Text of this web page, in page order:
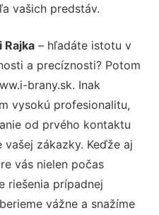
vašich predstáv.
Rajka – hľadáte istotu v
a precíznosti? Potom
brany.sk. Inak
vysokú profesionalitu,
od prvého kontaktu
zákazky. Keďže aj
vás nielen počas
riešenia prípadnej
vážne a snažíme